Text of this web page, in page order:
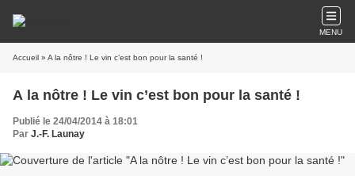
MENU
Accueil » A la nôtre ! Le vin c’est bon pour la santé !
A la nôtre ! Le vin c’est bon pour la santé !
Publié le 24/04/2014 à 18:01
Par J.-F. Launay